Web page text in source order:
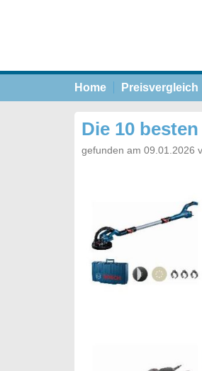
Home Preisvergleich
Die 10
gefunden am 09.01.2026